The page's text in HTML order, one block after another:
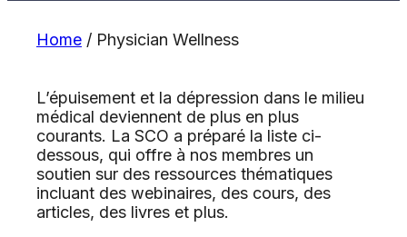
Home / Physician Wellness
L’épuisement et la dépression dans le milieu
médical deviennent de plus en plus
courants. La SCO a préparé la liste ci-
dessous, qui offre à nos membres un
soutien sur des ressources thématiques
incluant des webinaires, des cours, des
articles, des livres et plus.